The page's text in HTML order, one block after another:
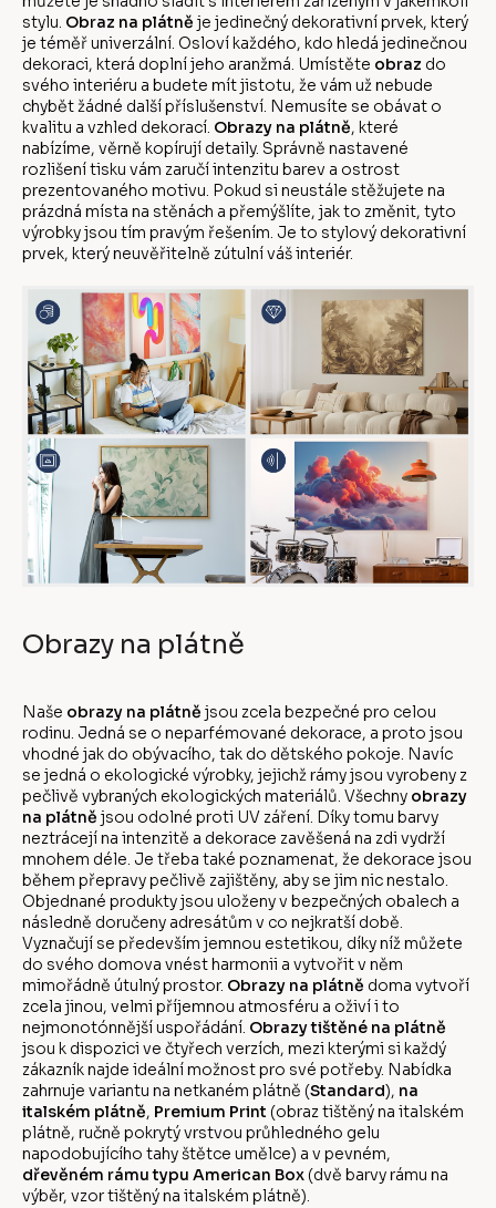
stylu. Obraz na plátně je jedinečný dekorativní prvek, který
je téměř univerzální. Osloví každého, kdo hledá jedinečnou
dekoraci, která doplní jeho aranžmá. Umístěte obraz do
svého interiéru a budete mít jistotu, že vám už nebude
chybět žádné další příslušenství. Nemusíte se obávat o
kvalitu a vzhled dekorací. Obrazy na plátně, které
nabízíme, věrně kopírují detaily. Správně nastavené
rozlišení tisku vám zaručí intenzitu barev a ostrost
prezentovaného motivu. Pokud si neustále stěžujete na
prázdná místa na stěnách a přemýšlíte, jak to změnit, tyto
výrobky jsou tím pravým řešením. Je to stylový dekorativní
prvek, který neuvěřitelně zútulní váš interiér.
Obrazy na plátně
Naše obrazy na plátně jsou zcela bezpečné pro celou
rodinu. Jedná se o neparfémované dekorace, a proto jsou
vhodné jak do obývacího, tak do dětského pokoje. Navíc
se jedná o ekologické výrobky, jejichž rámy jsou vyrobeny z
pečlivě vybraných ekologických materiálů. Všechny obrazy
na plátně jsou odolné proti UV záření. Díky tomu barvy
neztrácejí na intenzitě a dekorace zavěšená na zdi vydrží
mnohem déle. Je třeba také poznamenat, že dekorace jsou
během přepravy pečlivě zajištěny, aby se jim nic nestalo.
Objednané produkty jsou uloženy v bezpečných obalech a
následně doručeny adresátům v co nejkratší době.
Vyznačují se především jemnou estetikou, díky níž můžete
do svého domova vnést harmonii a vytvořit v něm
mimořádně útulný prostor. Obrazy na plátně doma vytvoří
zcela jinou, velmi příjemnou atmosféru a oživí i to
nejmonotónnější uspořádání. Obrazy tištěné na plátně
jsou k dispozici ve čtyřech verzích, mezi kterými si každý
zákazník najde ideální možnost pro své potřeby. Nabídka
zahrnuje variantu na netkaném plátně (Standard), na
italském plátně, Premium Print (obraz tištěný na italském
plátně, ručně pokrytý vrstvou průhledného gelu
napodobujícího tahy štětce umělce) a v pevném,
dřevěném rámu typu American Box (dvě barvy rámu na
výběr, vzor tištěný na italském plátně).